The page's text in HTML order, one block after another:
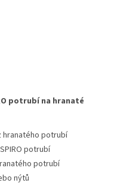
potrubí na hranaté
potrubí
potrubí
potrubí
nýtů